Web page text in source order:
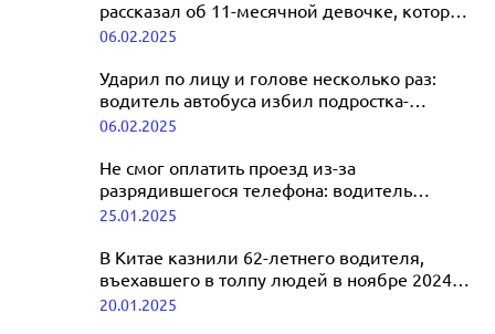
рассказал об 11-месячной девочке, которая
чудом выжила на дороге
06.02.2025
Ударил по лицу и голове несколько раз:
водитель автобуса избил подростка-
безбилетника
06.02.2025
Не смог оплатить проезд из-за
разрядившегося телефона: водитель
маршрутки взял в плен ребенка
25.01.2025
В Китае казнили 62-летнего водителя,
въехавшего в толпу людей в ноябре 2024
года
20.01.2025